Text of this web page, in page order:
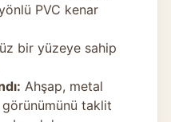
PVC kenar
bir yüzeye sahip
Ahşap, metal
taklit